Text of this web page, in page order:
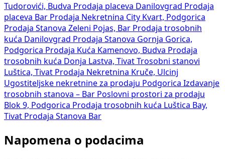
Tudorovići, Budva Prodaja placeva Danilovgrad Prodaja
placeva Bar Prodaja Nekretnina City Kvart, Podgorica
Prodaja Stanova Zeleni Pojas, Bar Prodaja trosobnih
kuća Danilovgrad Prodaja Stanova Gornja Gorica,
Podgorica Prodaja Kuća Kamenovo, Budva Prodaja
trosobnih kuća Donja Lastva, Tivat Trosobni stanovi
Luštica, Tivat Prodaja Nekretnina Kruče, Ulcinj
Ugostiteljske nekretnine za prodaju Podgorica Izdavanje
trosobnih stanova – Bar Poslovni prostori za prodaju
Blok 9, Podgorica Prodaja trosobnih kuća Luštica Bay,
Tivat Prodaja Stanova Bar
Napomena o podacima